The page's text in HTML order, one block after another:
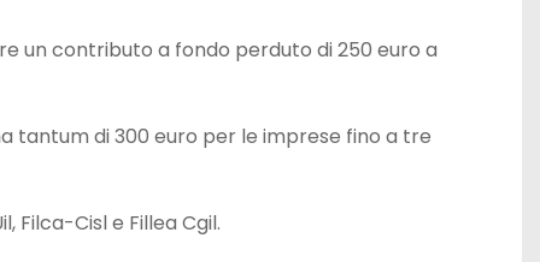
un contributo a fondo perduto di 250 euro a
tantum di 300 euro per le imprese fino a tre
Filca-Cisl e Fillea Cgil.